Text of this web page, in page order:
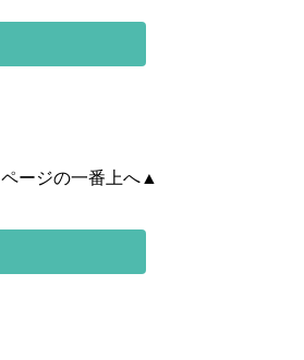
ページの一番上へ▲